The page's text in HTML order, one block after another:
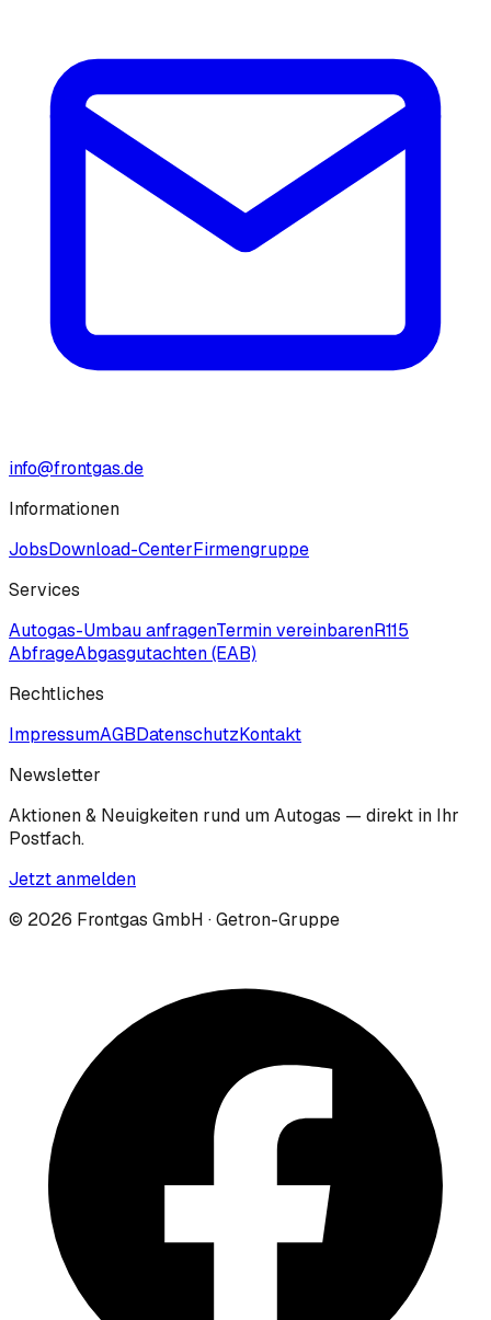
info@frontgas.de
Informationen
JobsDownload-CenterFirmengruppe
Services
Autogas-Umbau anfragenTermin vereinbarenR115
AbfrageAbgasgutachten (EAB)
Rechtliches
ImpressumAGBDatenschutzKontakt
Newsletter
Aktionen & Neuigkeiten rund um Autogas — direkt in Ihr
Postfach.
Jetzt anmelden
© 2026 Frontgas GmbH · Getron-Gruppe